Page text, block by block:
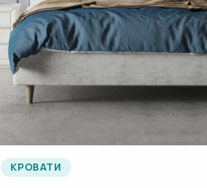
КРОВАТИ